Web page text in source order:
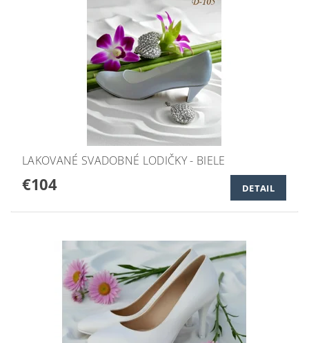
LAKOVANÉ SVADOBNÉ LODIČKY - BIELE
€104 DETAIL